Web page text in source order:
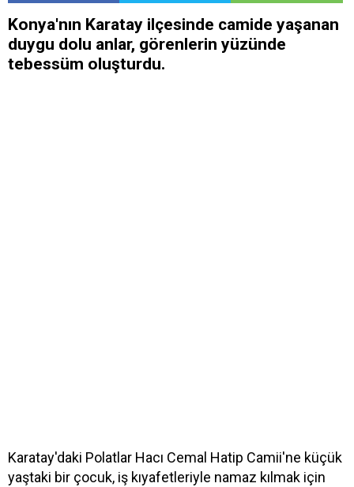
Konya'nın Karatay ilçesinde camide yaşanan
duygu dolu anlar, görenlerin yüzünde
tebessüm oluşturdu.
Karatay'daki Polatlar Hacı Cemal Hatip Camii'ne küçük
yaştaki bir çocuk, iş kıyafetleriyle namaz kılmak için